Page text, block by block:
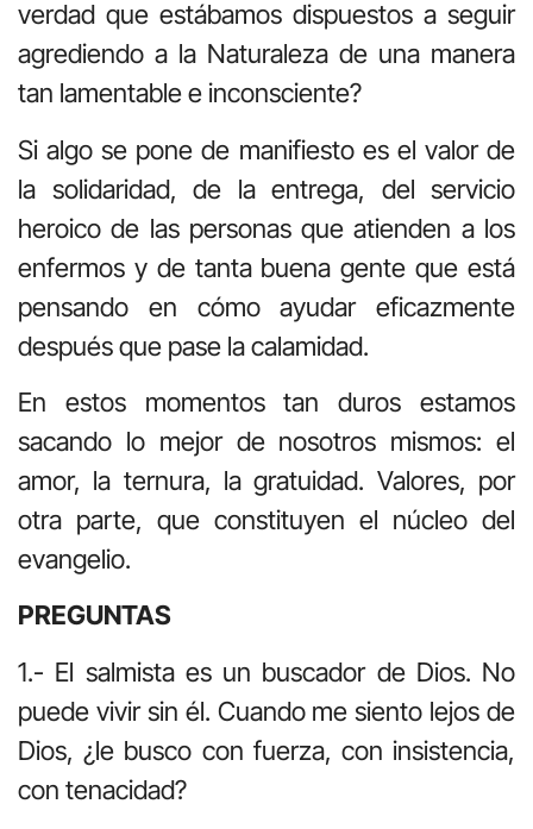
verdad que estábamos dispuestos a seguir
agrediendo a la Naturaleza de una manera
tan lamentable e inconsciente?
Si algo se pone de manifiesto es el valor de
la solidaridad, de la entrega, del servicio
heroico de las personas que atienden a los
enfermos y de tanta buena gente que está
pensando en cómo ayudar eficazmente
después que pase la calamidad.
En estos momentos tan duros estamos
sacando lo mejor de nosotros mismos: el
amor, la ternura, la gratuidad. Valores, por
otra parte, que constituyen el núcleo del
evangelio.
PREGUNTAS
1.- El salmista es un buscador de Dios. No
puede vivir sin él. Cuando me siento lejos de
Dios, ¿le busco con fuerza, con insistencia,
con tenacidad?